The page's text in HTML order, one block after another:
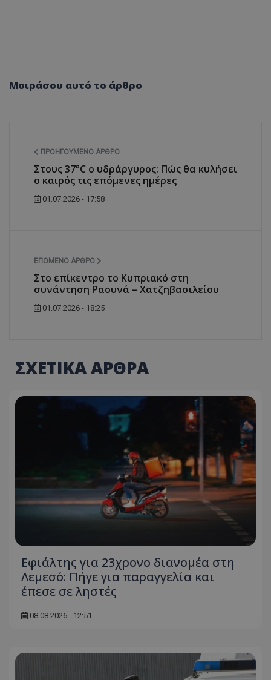
Μοιράσου αυτό το άρθρο
ΠΡΟΗΓΟΎΜΕΝΟ ΆΡΘΡΟ
Στους 37°C ο υδράργυρος: Πώς θα κυλήσει
ο καιρός τις επόμενες ημέρες
01.07.2026 - 17:58
ΕΠΌΜΕΝΟ ΆΡΘΡΟ
Στο επίκεντρο το Κυπριακό στη
συνάντηση Ραουνά – Χατζηβασιλείου
01.07.2026 - 18:25
ΣΧΕΤΙΚΑ ΑΡΘΡΑ
Εφιάλτης για 23χρονο διανομέα στη
Λεμεσό: Πήγε για παραγγελία και
έπεσε σε ληστές
08.08.2026 - 12:51